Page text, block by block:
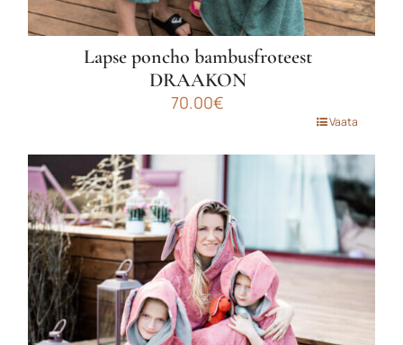
Lapse poncho bambusfroteest
DRAAKON
70.00€
on
mitu
varianti.
Valikuid
saab
teha
tootelehel.
Vaata